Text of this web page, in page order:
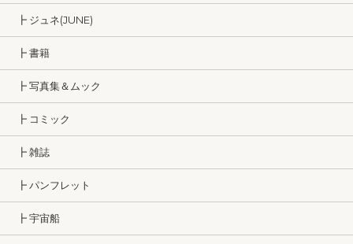
┣ ジュネ(JUNE)
┣ 書籍
┣ 写真集＆ムック
┣ コミック
┣ 雑誌
┣ パンフレット
┣ 宇宙船